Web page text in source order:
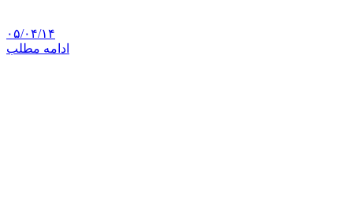
۰۵/۰۴/۱۴
ادامه مطلب